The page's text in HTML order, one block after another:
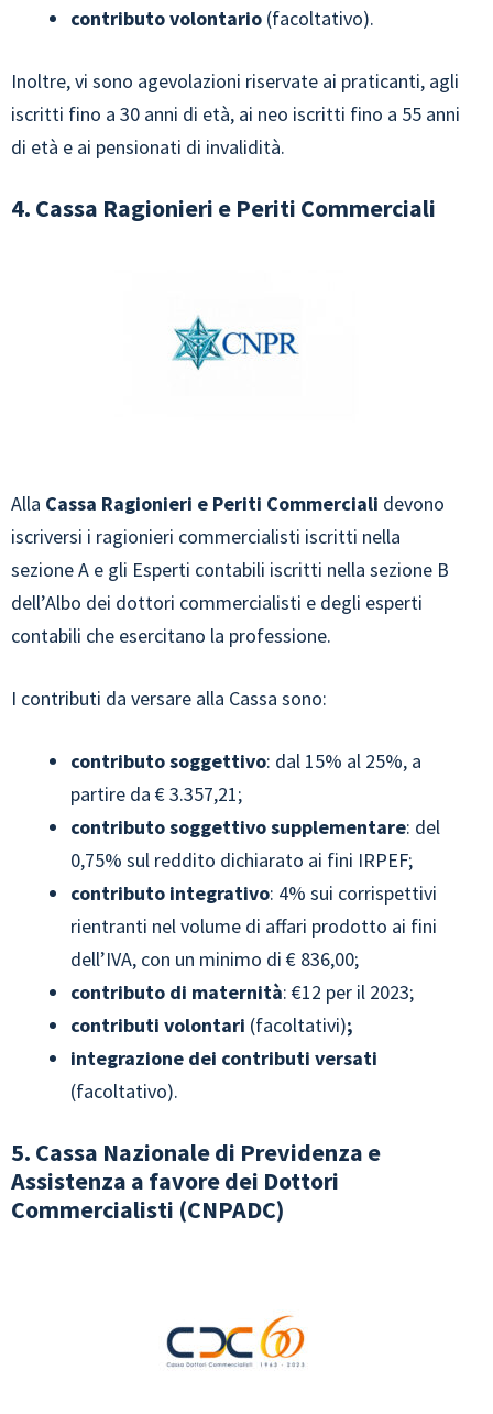
contributo volontario (facoltativo).
Inoltre, vi sono agevolazioni riservate ai praticanti, agli
iscritti fino a 30 anni di età, ai neo iscritti fino a 55 anni
di età e ai pensionati di invalidità.
4. Cassa Ragionieri e Periti Commerciali
Alla Cassa Ragionieri e Periti Commerciali devono
iscriversi i ragionieri commercialisti iscritti nella
sezione A e gli Esperti contabili iscritti nella sezione B
dell’Albo dei dottori commercialisti e degli esperti
contabili che esercitano la professione.
I contributi da versare alla Cassa sono:
contributo soggettivo: dal 15% al 25%, a
partire da € 3.357,21;
contributo soggettivo supplementare: del
0,75% sul reddito dichiarato ai fini IRPEF;
contributo integrativo: 4% sui corrispettivi
rientranti nel volume di affari prodotto ai fini
dell’IVA, con un minimo di € 836,00;
contributo di maternità: €12 per il 2023;
contributi volontari (facoltativi);
integrazione dei contributi versati
(facoltativo).
5. Cassa Nazionale di Previdenza e
Assistenza a favore dei Dottori
Commercialisti (CNPADC)